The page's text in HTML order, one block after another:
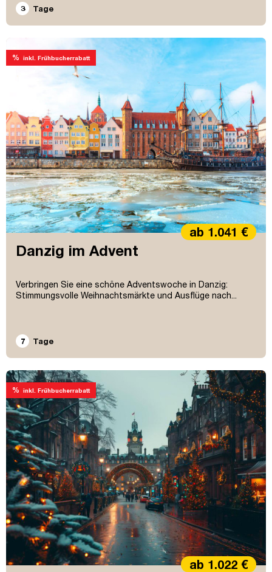
3 Tage
% inkl. Frühbucherrabatt
Danzig im Advent
Verbringen Sie eine schöne Adventswoche in Danzig:
Stimmungsvolle Weihnachtsmärkte und Ausflüge nach...
ab 1.041 €
7 Tage
% inkl. Frühbucherrabatt
ab 1.022 €